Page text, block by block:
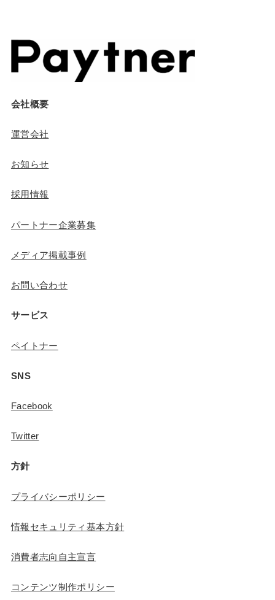
会社概要
運営会社
お知らせ
採用情報
パートナー企業募集
メディア掲載事例
お問い合わせ
サービス
ペイトナー
SNS
Facebook
Twitter
方針
プライバシーポリシー
情報セキュリティ基本方針
消費者志向自主宣言
コンテンツ制作ポリシー